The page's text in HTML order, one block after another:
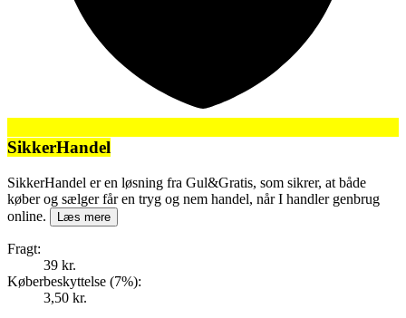
SikkerHandel
SikkerHandel er en løsning fra Gul&Gratis, som sikrer, at både
køber og sælger får en tryg og nem handel, når I handler genbrug
online.
Læs mere
Fragt:
39 kr.
Køberbeskyttelse (7%):
3,50 kr.